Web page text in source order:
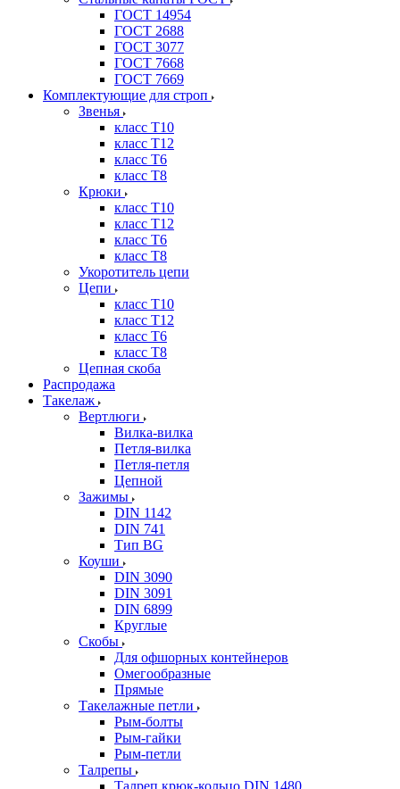
ГОСТ 14954
ГОСТ 2688
ГОСТ 3077
ГОСТ 7668
ГОСТ 7669
Комплектующие для строп
Звенья
класс Т10
класс Т12
класс Т6
класс Т8
Крюки
класс Т10
класс Т12
класс Т6
класс Т8
Укоротитель цепи
Цепи
класс Т10
класс Т12
класс Т6
класс Т8
Цепная скоба
Распродажа
Такелаж
Вертлюги
Вилка-вилка
Петля-вилка
Петля-петля
Цепной
Зажимы
DIN 1142
DIN 741
Тип BG
Коуши
DIN 3090
DIN 3091
DIN 6899
Круглые
Скобы
Для офшорных контейнеров
Омегообразные
Прямые
Такелажные петли
Рым-болты
Рым-гайки
Рым-петли
Талрепы
Талреп крюк-кольцо DIN 1480